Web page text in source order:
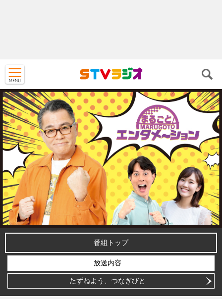
番組トップ
放送内容
たずねよう、つなぎびと